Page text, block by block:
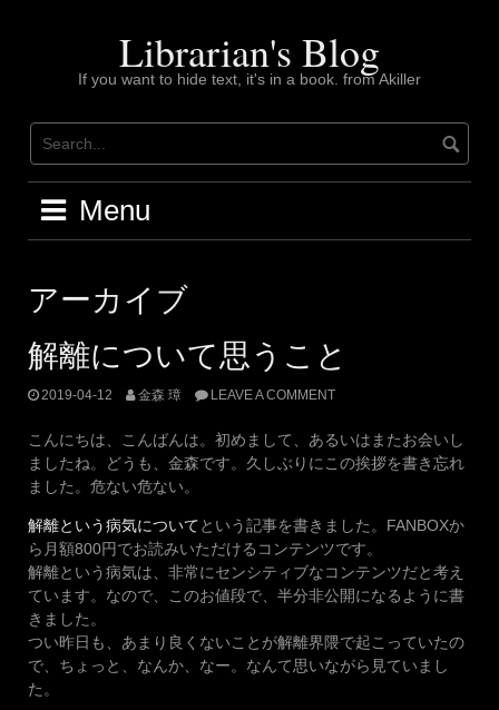
Librarian's Blog
If you want to hide text, it's in a book. from Akiller
Menu
アーカイブ
解離について思うこと
2019-04-12 金森 璋 LEAVE A COMMENT
こんにちは、こんばんは。初めまして、あるいはまたお会いし
ましたね。どうも、金森です。久しぶりにこの挨拶を書き忘れ
ました。危ない危ない。
解離という病気についてという記事を書きました。FANBOXか
ら月額800円でお読みいただけるコンテンツです。
解離という病気は、非常にセンシティブなコンテンツだと考え
ています。なので、このお値段で、半分非公開になるように書
きました。
つい昨日も、あまり良くないことが解離界隈で起こっていたの
で、ちょっと、なんか、なー。なんて思いながら見ていまし
た。